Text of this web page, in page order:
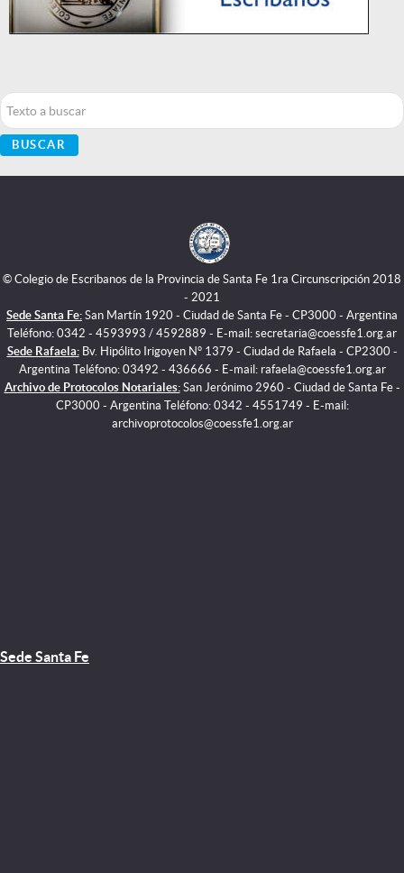
Buscar...
BUSCAR
© Colegio de Escribanos de la Provincia de Santa Fe 1ra Circunscripción 2018
- 2021
Sede Santa Fe: San Martín 1920 - Ciudad de Santa Fe - CP3000 - Argentina
Teléfono: 0342 - 4593993 / 4592889 - E-mail: secretaria@coessfe1.org.ar
Sede Rafaela:Bv. Hipólito Irigoyen N° 1379 - Ciudad de Rafaela - CP2300 -
Argentina Teléfono: 03492 - 436666 - E-mail: rafaela@coessfe1.org.ar
Archivo de Protocolos Notariales:San Jerónimo 2960 - Ciudad de Santa Fe -
CP3000 - Argentina Teléfono: 0342 - 4551749 - E-mail:
archivoprotocolos@coessfe1.org.ar
Sede Santa Fe